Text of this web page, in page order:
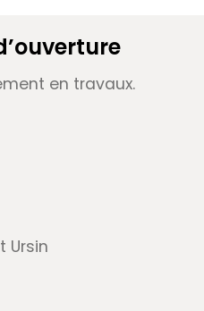
en travaux.
Ursin